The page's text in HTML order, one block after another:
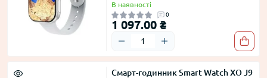
В наявності
0
1 097.00 ₴
Смарт-годинник Smart Watch XO J9